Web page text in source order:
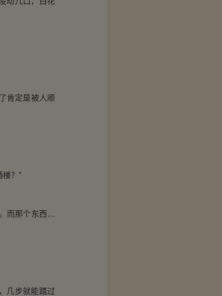
肯定是被人顺
？”
而那个东西…
几步就能踏过